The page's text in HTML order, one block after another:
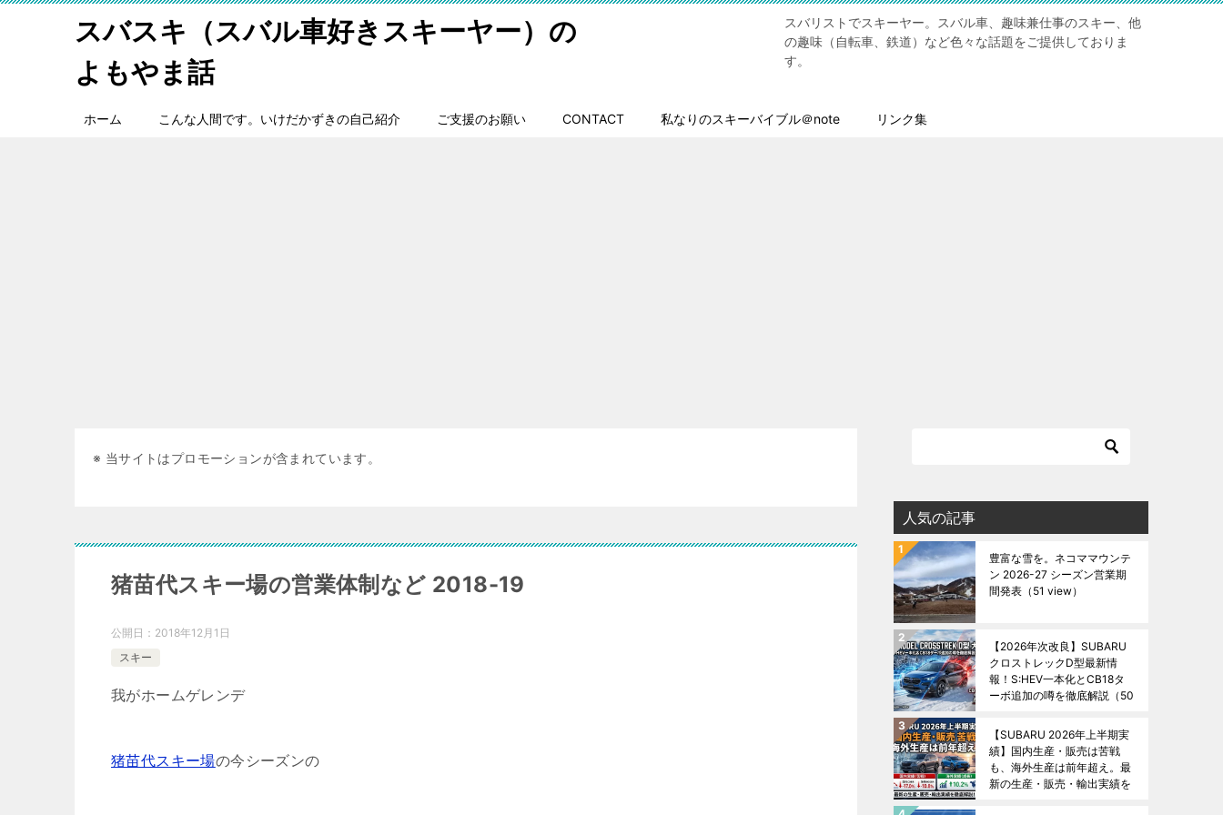
スバスキ（スバル車好きスキーヤー）の
よもやま話
スバリストでスキーヤー。スバル車、趣味兼仕事のスキー、他
の趣味（自転車、鉄道）など色々な話題をご提供しておりま
す。
ホーム こんな人間です。いけだかずきの自己紹介 ご支援のお願い CONTACT 私なりのスキーバイブル＠note リンク集
※ 当サイトはプロモーションが含まれています。
猪苗代スキー場の営業体制など 2018-19
公開日： 2018年12月1日
スキー
我がホームゲレンデ
猪苗代スキー場の今シーズンの
人気の記事
豊富な雪を。ネコママウンテ
ン 2026-27 シーズン営業期
間発表 （51 view）
【2026年次改良】SUBARU
クロストレックD型最新情
報！S:HEV一本化とCB18タ
ーボ追加の噂を徹底解説 （50
【SUBARU 2026年上半期実
績】国内生産・販売は苦戦
も、海外生産は前年超え。最
新の生産・販売・輸出実績を